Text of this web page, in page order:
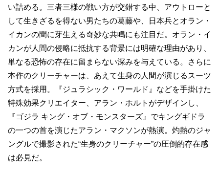
い詰める。三者三様の戦い方が交錯する中、アウトローと
して生きざるを得ない男たちの葛藤や、日本兵とオラン・
イカンの間に芽生える奇妙な共鳴にも注目だ。オラン・イ
カンが人間の侵略に抵抗する背景には明確な理由があり、
単なる恐怖の存在に留まらない深みを与えている。さらに
本作のクリーチャーは、あえて生身の人間が演じるスーツ
方式を採用。『ジュラシック・ワールド』などを手掛けた
特殊効果クリエイター、アラン・ホルトがデザインし、
『ゴジラ キング・オブ・モンスターズ』でキングギドラ
の一つの首を演じたアラン・マクソンが熱演。灼熱のジャ
ングルで撮影された“生身のクリーチャー”の圧倒的存在感
は必見だ。